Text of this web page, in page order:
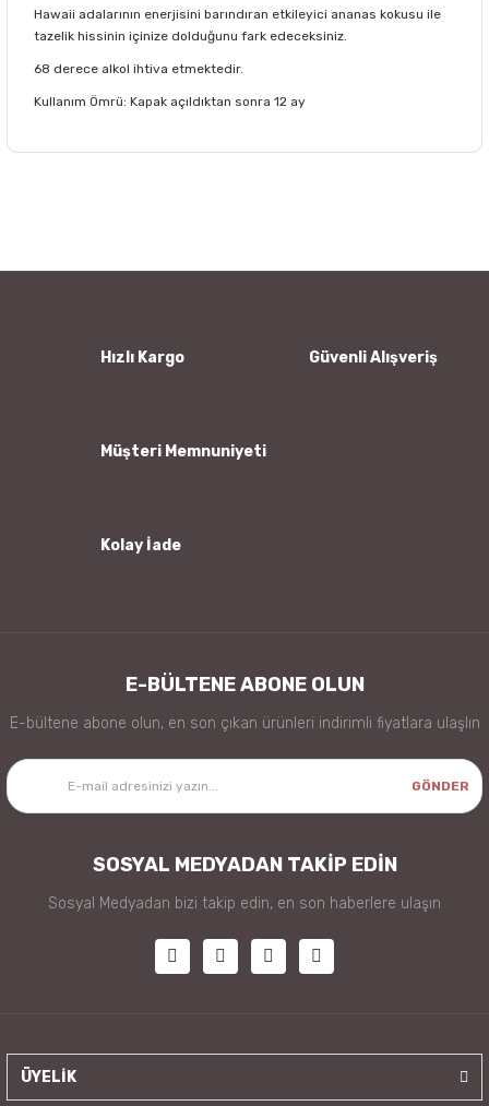
Hawaii adalarının enerjisini barındıran etkileyici ananas kokusu ile
tazelik hissinin içinize dolduğunu fark edeceksiniz.
68 derece alkol ihtiva etmektedir.
Kullanım Ömrü: Kapak açıldıktan sonra 12 ay
Ürün bilgilerinde hatalar bulunuyor.
Hızlı Kargo Güvenli Alışveriş
Müşteri Memnuniyeti
Kolay İade
E-BÜLTENE ABONE OLUN
E-bültene abone olun, en son çıkan ürünleri indirimli fiyatlara ulaşlın
GÖNDER
SOSYAL MEDYADAN TAKİP EDİN
Sosyal Medyadan bizi takip edin, en son haberlere ulaşın
ÜYELİK